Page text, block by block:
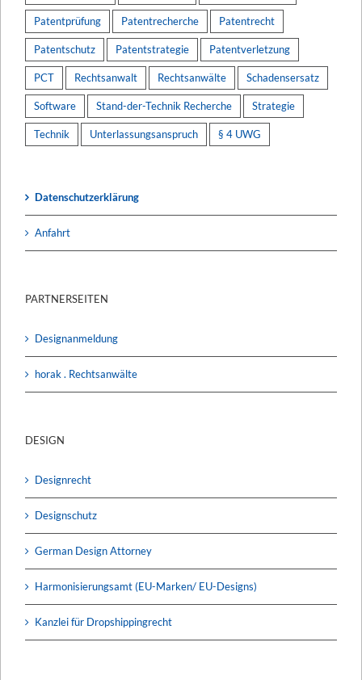
Patentprüfung Patentrecherche Patentrecht
Patentschutz Patentstrategie Patentverletzung
PCT Rechtsanwalt Rechtsanwälte Schadensersatz
Software Stand-der-Technik Recherche Strategie
Technik Unterlassungsanspruch § 4 UWG
Datenschutzerklärung
Anfahrt
PARTNERSEITEN
Designanmeldung
horak . Rechtsanwälte
DESIGN
Designrecht
Designschutz
German Design Attorney
Harmonisierungsamt (EU-Marken/ EU-Designs)
Kanzlei für Dropshippingrecht